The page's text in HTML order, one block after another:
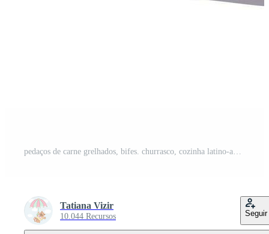
pedaços de carne grelhados, bifes. churrasco, cozinha latino-americana, cozinha nacional argentina. ilustração de comida, vetor Vetor Pro
Tatiana Vizir
10.044 Recursos Seguir